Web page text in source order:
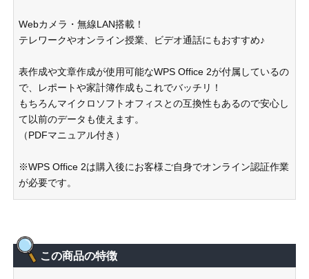
Webカメラ・無線LAN搭載！
テレワークやオンライン授業、ビデオ通話にもおすすめ♪
表作成や文章作成が使用可能なWPS Office 2が付属しているの
で、レポートや家計簿作成もこれでバッチリ！
もちろんマイクロソフトオフィスとの互換性もあるので安心し
て以前のデータも使えます。
（PDFマニュアル付き）
※WPS Office 2は購入後にお客様ご自身でオンライン認証作業
が必要です。
この商品の特徴